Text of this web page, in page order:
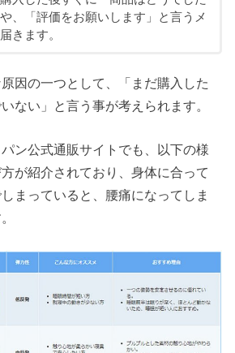
、「評価をお願いします」と言うメ
きます。
因の一つとして、「まだ購入した
ない」と言う事が考えられます。
ン公式通販サイトでも、以下の様
が紹介されており、身体に合って
まっていると、腰痛になってしま